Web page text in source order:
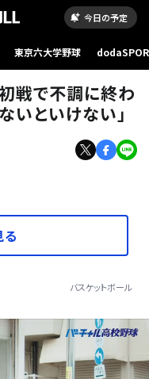
今日の予定
東京六大学野球
]=Getty Images
戦で不調に終わ
いといけない」
バスケットボール